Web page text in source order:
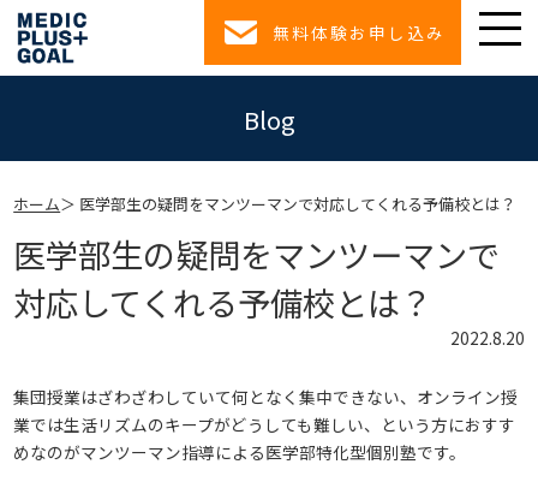
無料体験お申し込み
Blog
ホーム 医学部生の疑問をマンツーマンで対応してくれる予備校とは？
医学部生の疑問をマンツーマンで
対応してくれる予備校とは？
2022.8.20
集団授業はざわざわしていて何となく集中できない、オンライン授
業では生活リズムのキープがどうしても難しい、という方におすす
めなのがマンツーマン指導による医学部特化型個別塾です。